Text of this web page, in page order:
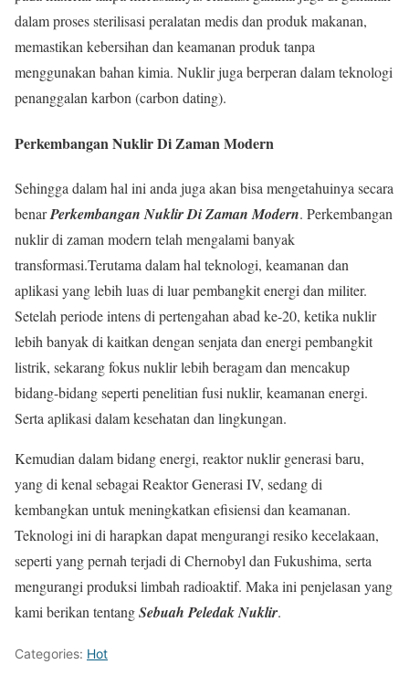
dalam proses sterilisasi peralatan medis dan produk makanan,
memastikan kebersihan dan keamanan produk tanpa
menggunakan bahan kimia. Nuklir juga berperan dalam teknologi
penanggalan karbon (carbon dating).
Perkembangan Nuklir Di Zaman Modern
Sehingga dalam hal ini anda juga akan bisa mengetahuinya secara
benarPerkembangan Nuklir Di Zaman Modern. Perkembangan
nuklir di zaman modern telah mengalami banyak
transformasi.Terutama dalam hal teknologi, keamanan dan
aplikasi yang lebih luas di luar pembangkit energi dan militer.
Setelah periode intens di pertengahan abad ke-20, ketika nuklir
lebih banyak di kaitkan dengan senjata dan energi pembangkit
listrik, sekarang fokus nuklir lebih beragam dan mencakup
bidang-bidang seperti penelitian fusi nuklir, keamanan energi.
Serta aplikasi dalam kesehatan dan lingkungan.
Kemudian dalam bidang energi, reaktor nuklir generasi baru,
yang di kenal sebagai Reaktor Generasi IV, sedang di
kembangkan untuk meningkatkan efisiensi dan keamanan.
Teknologi ini di harapkan dapat mengurangi resiko kecelakaan,
seperti yang pernah terjadi di Chernobyl dan Fukushima, serta
mengurangi produksi limbah radioaktif. Maka ini penjelasan yang
kami berikan tentangSebuah Peledak Nuklir.
Categories: Hot